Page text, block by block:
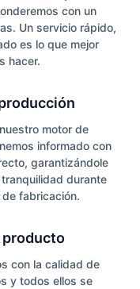
con un
Un servicio rápido,
es lo que mejor
hacer.
motor de
informado con
garantizándole
durante
fabricación.
producto
con la calidad de
y todos ellos se